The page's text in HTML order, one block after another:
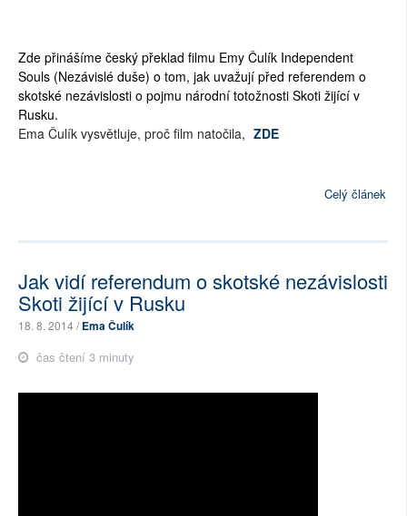
Zde přinášíme český překlad filmu Emy Čulík Independent
Souls (Nezávislé duše) o tom, jak uvažují před referendem o
skotské nezávislosti o pojmu národní totožnosti Skoti žijící v
Rusku.
Ema Čulík vysvětluje, proč film natočila, ZDE
Celý článek
Jak vidí referendum o skotské nezávislosti
Skoti žijící v Rusku
18. 8. 2014 /Ema Čulík
čas čtení 3 minuty